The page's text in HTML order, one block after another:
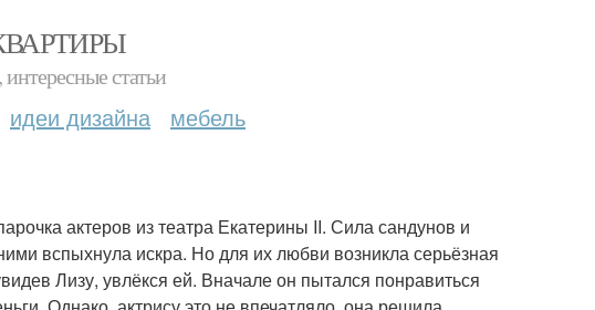
статьи
идеи дизайна мебель
актеров из театра Екатерины II. Сила сандунов и
вспыхнула искра. Но для их любви возникла серьёзная
Лизу, увлёкся ей. Вначале он пытался понравиться